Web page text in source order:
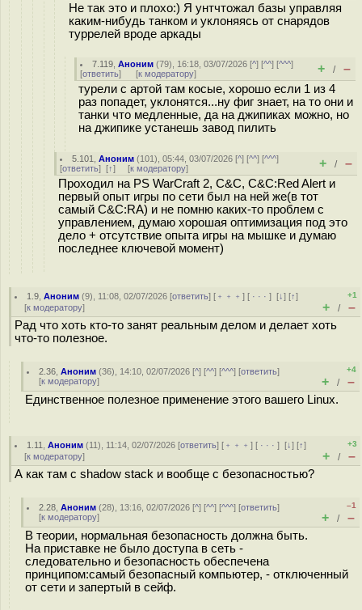
Не так это и плохо:) Я унтчтожал базы управляя
каким-нибудь танком и уклоняясь от снарядов
туррелей вроде аркады
7.119 ,Аноним (79), 16:18, 03/07/2026 [^] [^^] [^^^]
[ответить] [к модератору] + / –
турели с артой там косые, хорошо если 1 из 4
раз попадет, уклонятся...ну фиг знает, на то они и
танки что медленные, да на джипиках можно, но
на джипике устанешь завод пилить
5.101 ,Аноним (101), 05:44, 03/07/2026 [^] [^^] [^^^]
[ответить] [↑] [к модератору] + / –
Проходил на PS WarCraft 2, С&С, С&С:Red Alert и
первый опыт игры по сети был на ней же(в тот
самый С&С:RA) и не помню каких-то проблем с
управлением, думаю хорошая оптимизация под это
дело + отсутствие опыта игры на мышке и думаю
последнее ключевой момент)
1.9 ,Аноним (9), 11:08, 02/07/2026 [ответить] [ ﹢﹢﹢] [ · · ·][↓] [↑]
[к модератору]
+1
+ / –
Рад что хоть кто-то занят реальным делом и делает хоть
что-то полезное.
2.36 ,Аноним (36), 14:10, 02/07/2026 [^] [^^] [^^^] [ответить]
[к модератору]
+4
+ / –
Единственное полезное применение этого вашего Linux.
1.11 ,Аноним (11), 11:14, 02/07/2026 [ответить] [ ﹢﹢﹢] [ · · ·][↓] [↑]
[к модератору]
+3
+ / –
А как там с shadow stack и вообще с безопасностью?
2.28 ,Аноним (28), 13:16, 02/07/2026 [^] [^^] [^^^] [ответить]
[к модератору]
–1
+ / –
В теории, нормальная безопасность должна быть.
На приставке не было доступа в сеть -
следовательно и безопасность обеспечена
принципом:самый безопасный компьютер, - отключенный
от сети и запертый в сейф.